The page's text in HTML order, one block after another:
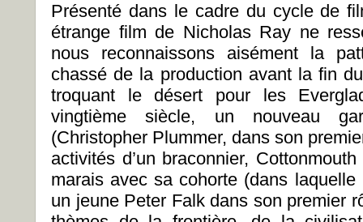
Présenté dans le cadre du cycle de
étrange film de Nicholas Ray ne
nous reconnaissons aisément la
chassé de la production avant la fin
troquant le désert pour les
vingtième siècle, un nouveau
(Christopher Plummer, dans son
activités d’un braconnier,
marais avec sa cohorte (dans
un jeune Peter Falk dans son premier